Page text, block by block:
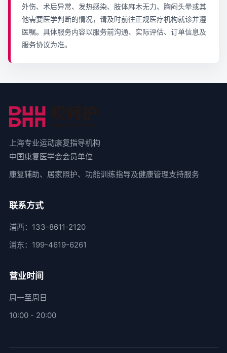
外伤、术后异常、发热感染、肢体麻木无力、胸闷头晕或其
他需要医学判断的情况，请及时前往正规医疗机构就诊并遵
医嘱。具体服务内容以服务前沟通、实际评估、订单信息及
服务协议为准。
上海专业运动康复指导机构
中国康复医学会会员单位
康复辅助、居家照护、功能训练指导及健康管理支持服务
联系方式
浦西：133-8611-2120
浦东：199-4619-6261
营业时间
周一至周日
10:00 - 20:00